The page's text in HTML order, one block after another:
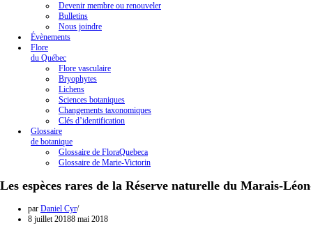
Devenir membre ou renouveler
Bulletins
Nous joindre
Évènements
Flore
du Québec
Flore vasculaire
Bryophytes
Lichens
Sciences botaniques
Changements taxonomiques
Clés d’identification
Glossaire
de botanique
Glossaire de FloraQuebeca
Glossaire de Marie-Victorin
Les espèces rares de la Réserve naturelle du Marais-
par Daniel Cyr
8 juillet 20188 mai 2018